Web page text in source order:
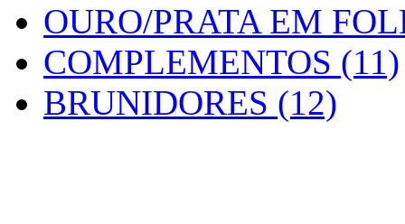
OURO/PRATA EM
COMPLEMENTOS (11)
BRUNIDORES (12)